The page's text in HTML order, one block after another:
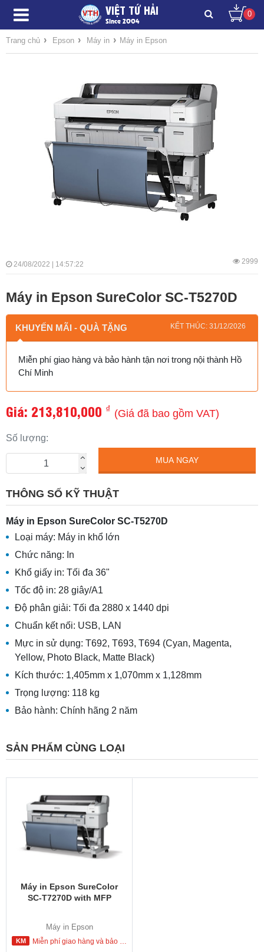
VIỆT TỨ HẢI
Since 2004
0
Trang chủ › Epson › Máy in › Máy in Epson
24/08/2022 | 14:57:22 2999
Máy in Epson SureColor SC-T5270D
KHUYẾN MÃI - QUÀ TẶNG KẾT THÚC: 31/12/2026
Miễn phí giao hàng và bảo hành tận nơi trong nội thành Hồ
Chí Minh
Giá: 213,810,000 ₫ (Giá đã bao gồm VAT)
Số lượng:
MUA NGAY
THÔNG SỐ KỸ THUẬT
Máy in Epson SureColor SC-T5270D
Loại máy: Máy in khổ lớn
Chức năng: In
Khổ giấy in: Tối đa 36"
Tốc độ in: 28 giây/A1
Độ phân giải: Tối đa 2880 x 1440 dpi
Chuẩn kết nối: USB, LAN
Mực in sử dụng: T692, T693, T694 (Cyan, Magenta,
Yellow, Photo Black, Matte Black)
Kích thước: 1,405mm x 1,070mm x 1,128mm
Trọng lượng: 118 kg
Bảo hành: Chính hãng 2 năm
SẢN PHẨM CÙNG LOẠI
Máy in Epson SureColor
SC-T7270D with MFP
Máy in Epson
Miễn phí giao hàng và bảo hành tận nơi trong nội thành Hồ Chí Minh